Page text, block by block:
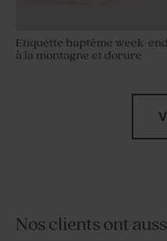
Etiquette baptême week-end
à la montagne et dorure
Nos clients ont